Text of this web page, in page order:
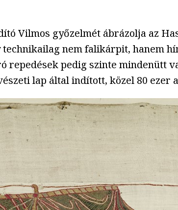
Vilmos győzelmét ábrázolja az
nem falikárpit, hanem
repedések pedig szinte mindenütt
lap által indított, közel 80 ezer